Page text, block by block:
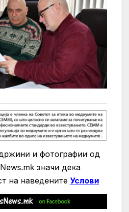
и фотографии од
значи дека
на нaведените Услови